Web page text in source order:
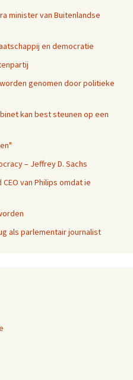
minister van Buitenlandse
en democratie
genomen door politieke
kan best steunen op een
– Jeffrey D. Sachs
CEO van Philips omdat ie
als parlementair journalist